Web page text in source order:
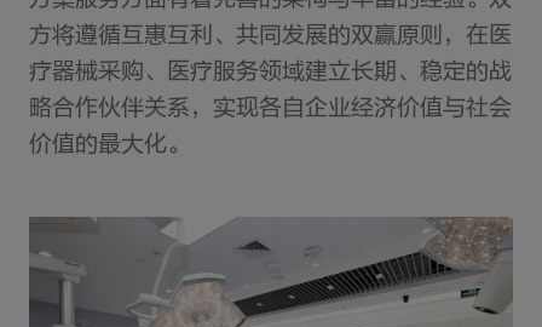
方将遵循互惠互利、共同发展的双赢原则，在医
疗器械采购、医疗服务领域建立长期、稳定的战
略合作伙伴关系，实现各自企业经济价值与社会
价值的最大化。